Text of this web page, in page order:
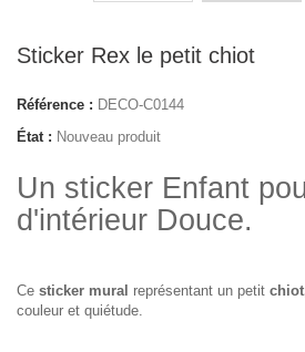
Sticker Rex le petit chiot
Référence : DECO-C0144
État : Nouveau produit
Un sticker Enfant
d'intérieur Douce.
Ce sticker mural représentant un petit
couleur et quiétude.